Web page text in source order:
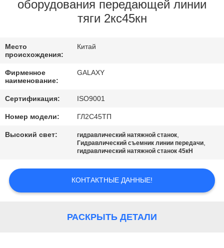
КОНТРОЛЬ
СВЯЖИТЕСЬ
С
НАМИ
НОВОСТИ
КАРТА
САЙТА
оборудования передающей линии
тяги 2кс45кн
Место
происхождения:
Китай
Фирменное
наименование:
GALAXY
Сертификация: ISO9001
Номер модели: ГЛ2С45ТП
Высокий свет: гидравлический натяжной станок,
Гидравлический съемник линии передачи,
гидравлический натяжной станок 45кН
КОНТАКТНЫЕ ДАННЫЕ!
РАСКРЫТЬ ДЕТАЛИ